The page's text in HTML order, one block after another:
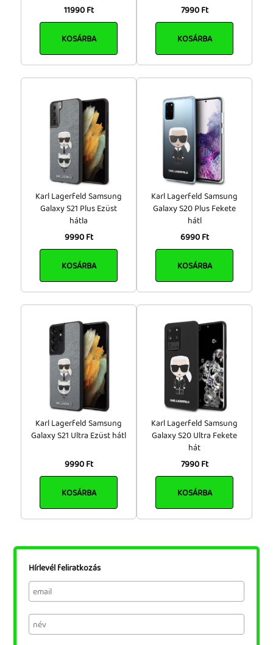
11990 Ft
KOSÁRBA
7990 Ft
KOSÁRBA
Karl Lagerfeld Samsung
Galaxy S21 Plus Ezüst
hátla
9990 Ft
KOSÁRBA
Karl Lagerfeld Samsung
Galaxy S20 Plus Fekete
hátl
6990 Ft
KOSÁRBA
Karl Lagerfeld Samsung
Galaxy S21 Ultra Ezüst hátl
9990 Ft
KOSÁRBA
Karl Lagerfeld Samsung
Galaxy S20 Ultra Fekete
hát
7990 Ft
KOSÁRBA
Hírlevél feliratkozás